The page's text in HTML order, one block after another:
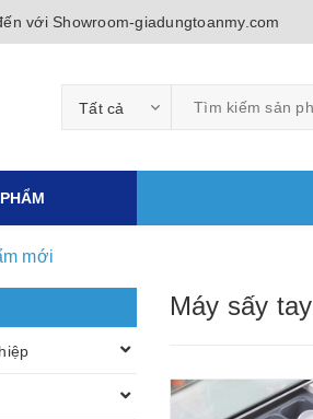
với Showroom-giadungtoanmy.com
Tất cả
mới
Máy sấy tay